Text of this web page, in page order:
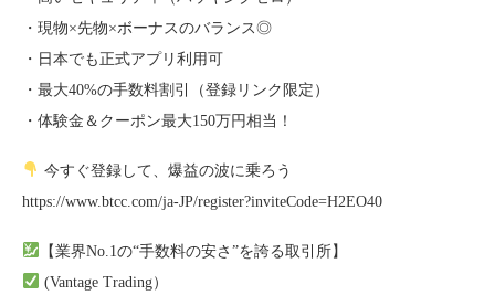
・現物×先物×ボーナスのバランス◎
・日本でも正式アプリ利用可
・最大40%の手数料割引（登録リンク限定）
・体験金＆クーポン最大150万円相当！
今すぐ登録して、爆益の波に乗ろう
https://www.btcc.com/ja-JP/register?inviteCode=H2EO40
【業界No.1の“手数料の安さ”を誇る取引所】
(Vantage Trading）